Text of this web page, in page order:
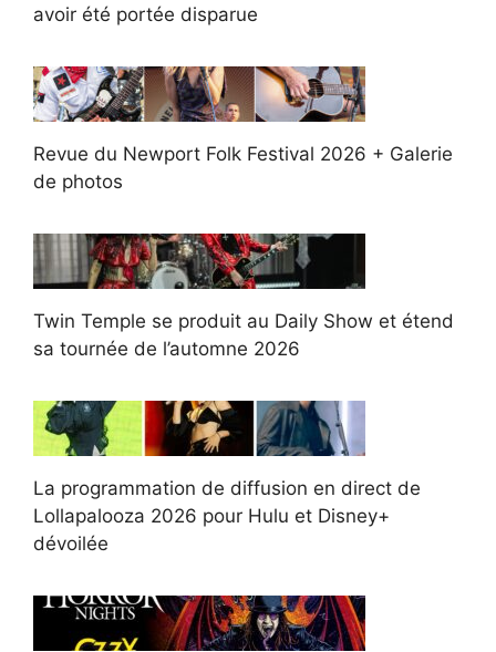
avoir été portée disparue
Revue du Newport Folk Festival 2026 + Galerie
de photos
Twin Temple se produit au Daily Show et étend
sa tournée de l’automne 2026
La programmation de diffusion en direct de
Lollapalooza 2026 pour Hulu et Disney+
dévoilée